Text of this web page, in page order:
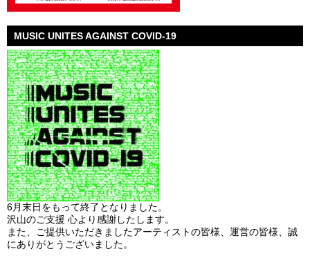
MUSIC UNITES AGAINST COVID-19
6月末日をもって終了となりました。
沢山のご支援 心より感謝したします。
また、ご提供いただきましたアーティストの皆様、運営の皆様、誠
にありがとうございました。